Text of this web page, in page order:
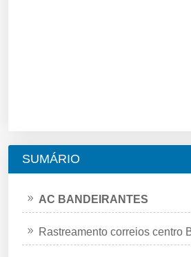
SUMÁRIO
AC BANDEIRANTES
Rastreamento correios centro